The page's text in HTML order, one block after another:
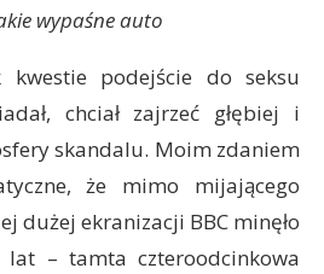
wypaśne auto
podejście do seksu
chciał zajrzeć głębiej i
skandalu. Moim zdaniem
że mimo mijającego
dużej ekranizacji BBC minęło
lat – tamta czteroodcinkowa